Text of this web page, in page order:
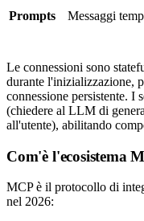
Prompts Messaggi
Le connessioni sono
durante l'inizializzazione,
connessione persistente. I
(chiedere al LLM di
all'utente), abilitando
Com'è l'ecosistema
MCP è il protocollo di
nel 2026: